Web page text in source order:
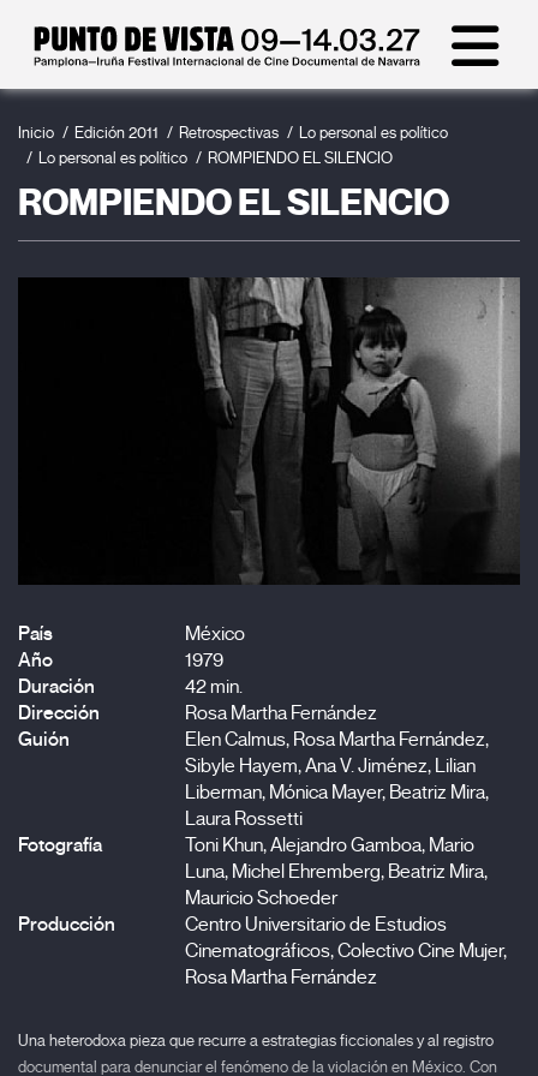
Inicio Edición 2011 Retrospectivas
Lo personal es político
Lo personal es político
ROMPIENDO EL SILENCIO
ROMPIENDO EL SILENCIO
País
México
Año
1979
Duración
42 min.
Dirección
Rosa Martha Fernández
Guión
Elen Calmus, Rosa Martha Fernández,
Sibyle Hayem, Ana V. Jiménez, Lilian
Liberman, Mónica Mayer, Beatriz Mira,
Laura Rossetti
Fotografía
Toni Khun, Alejandro Gamboa, Mario
Luna, Michel Ehremberg, Beatriz Mira,
Mauricio Schoeder
Producción
Centro Universitario de Estudios
Cinematográficos, Colectivo Cine Mujer,
Rosa Martha Fernández
Una heterodoxa pieza que recurre a estrategias ficcionales y al registro
documental para denunciar el fenómeno de la violación en México. Con